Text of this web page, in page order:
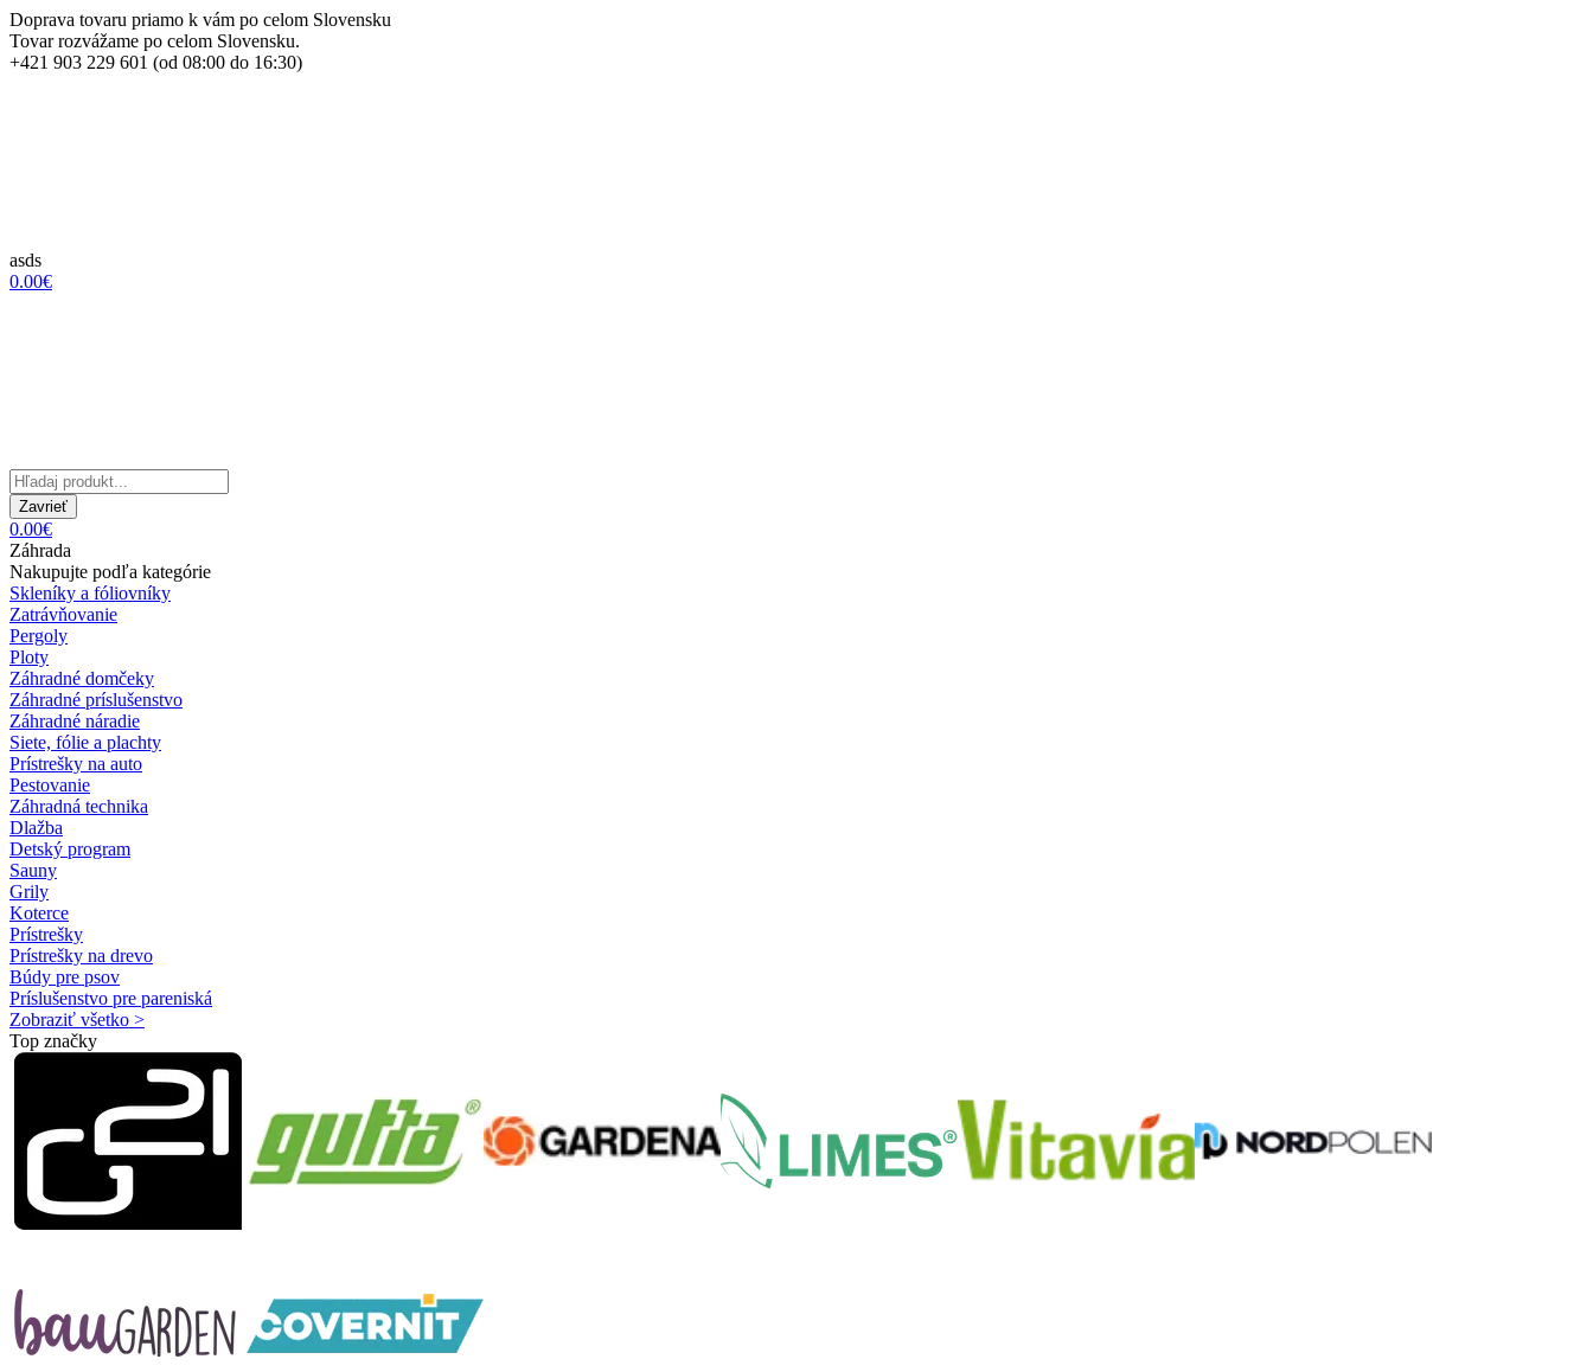
Doprava tovaru priamo k vám po celom Slovensku
Tovar rozvážame po celom Slovensku.
+421 903 229 601 (od 08:00 do 16:30)
asds
0.00€
Zavrieť
0.00€
Záhrada
Nakupujte podľa kategórie
Skleníky a fóliovníky
Zatrávňovanie
Pergoly
Ploty
Záhradné domčeky
Záhradné príslušenstvo
Záhradné náradie
Siete, fólie a plachty
Prístrešky na auto
Pestovanie
Záhradná technika
Dlažba
Detský program
Sauny
Grily
Koterce
Prístrešky
Prístrešky na drevo
Búdy pre psov
Príslušenstvo pre pareniská
Zobraziť všetko >
Top značky